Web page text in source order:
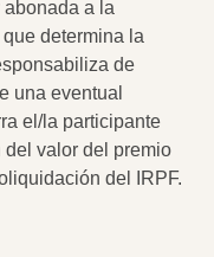
a la
determina la
de
una eventual
el/la participante
valor del premio
del IRPF.